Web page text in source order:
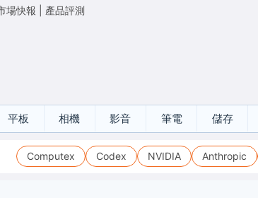
場快報 產品評測
平板 相機 影音 筆電 儲存
Computex Codex NVIDIA Anthropic